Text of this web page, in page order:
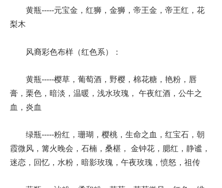
黄瓶-----元宝金，红狮，金狮，帝王金，帝王红，花
梨木
风裔彩色布样（红色系）：
黄瓶-----樱草，葡萄酒，野樱，棉花糖，艳粉，唇
膏，栗色，暗淡，温暖，浅水玫瑰， 午夜红酒，公牛之
血，炎血
绿瓶-----粉红，珊瑚，樱桃，生命之血，红宝石，朝
霞微风，篝火晚会，石楠，桑椹， 金钟花，腮红，静谧，
迷恋，回忆，水粉，暗影玫瑰，午夜玫瑰，愤怒，祖传